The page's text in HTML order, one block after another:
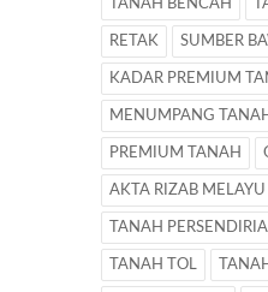
TANAH BENCAH
RETAK SUMBER
KADAR PREMIUM
MENUMPANG
PREMIUM TANAH
AKTA RIZAB MELAYU
TANAH
TANAH TOL